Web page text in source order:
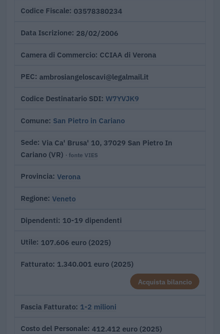
Codice Fiscale 03578380234
Data Iscrizione 28/02/2006
Camera di Commercio CCIAA di Verona
PEC ambrosiangeloscavi@legalmail.it
Codice Destinatario SDI W7YVJK9
Comune San Pietro in Cariano
Sede Via Ca' Brusa' 10, 37029 San Pietro In
Cariano (VR) · fonte VIES
Provincia Verona
Regione Veneto
Dipendenti 10-19 dipendenti
Utile 107.606 euro (2025)
Fatturato 1.340.001 euro (2025)
Acquista bilancio
Fascia Fatturato 1-2 milioni
Costo del Personale 412.412 euro (2025)